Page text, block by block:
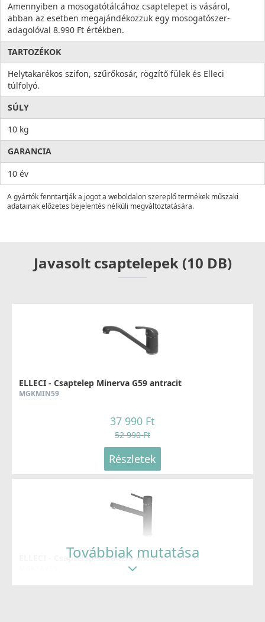
Amennyiben a mosogatótálcához csaptelepet is vásárol,
abban az esetben megajándékozzuk egy mosogatószer-
adagolóval 8.990 Ft értékben.
TARTOZÉKOK
Helytakarékos szifon, szűrőkosár, rögzítő fülek és Elleci
túlfolyó.
SÚLY
10 kg
GARANCIA
10 év
A gyártók fenntartják a jogot a weboldalon szereplő termékek műszaki
adatainak előzetes bejelentés nélküli megváltoztatására.
Javasolt csaptelepek (10 DB)
ELLECI - Csaptelep Minerva G59 antracit
MGKMIN59
37 990 Ft
52 990 Ft
Részletek
ELLECI - Csaptelep Sava G59 antracit
Továbbiak mutatása